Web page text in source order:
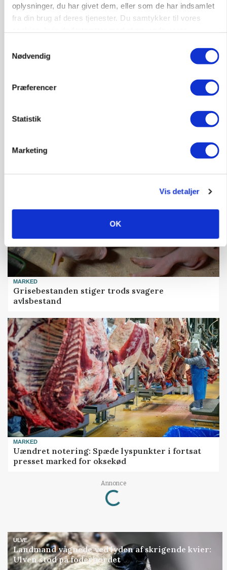
oplysninger, du har givet dem, eller som de har indsamlet
fra din brug af deres tjenester. Du samtykker til vores
Nødvendig
Præferencer
Statistik
Marketing
Vis detaljer
OK
PLANTER
Før såmaskinen kører: Her er efterårets største
MARKED
Grisebestanden stiger trods svagere
avlsbestand
MARKED
Uændret notering: Spæde lyspunkter i fortsat
presset marked for oksekød
Annonce
Loading...
ULVE
Landmand vågnede ved lyden af skrigende kvier:
Ulven stod på foderbordet